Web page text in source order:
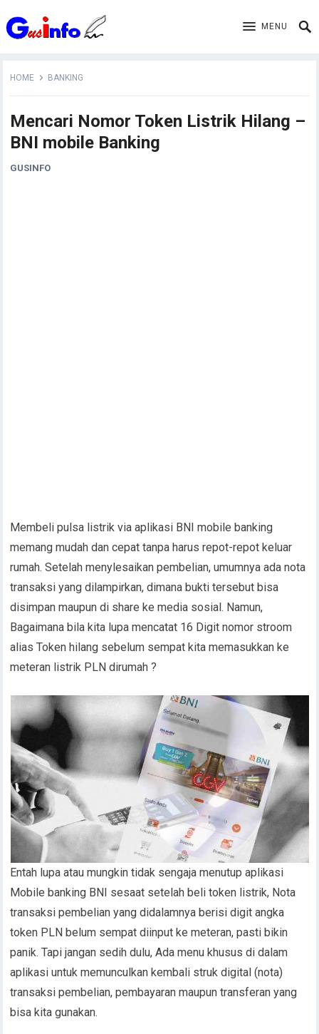
MENU
HOME BANKING
Mencari Nomor Token Listrik Hilang –
BNI mobile Banking
GUSINFO
Membeli pulsa listrik via aplikasi BNI mobile banking
memang mudah dan cepat tanpa harus repot-repot keluar
rumah. Setelah menylesaikan pembelian, umumnya ada nota
transaksi yang dilampirkan, dimana bukti tersebut bisa
disimpan maupun di share ke media sosial. Namun,
Bagaimana bila kita lupa mencatat 16 Digit nomor stroom
alias Token hilang sebelum sempat kita memasukkan ke
meteran listrik PLN dirumah ?
Entah lupa atau mungkin tidak sengaja menutup aplikasi
Mobile banking BNI sesaat setelah beli token listrik, Nota
transaksi pembelian yang didalamnya berisi digit angka
token PLN belum sempat diinput ke meteran, pasti bikin
panik. Tapi jangan sedih dulu, Ada menu khusus di dalam
aplikasi untuk memunculkan kembali struk digital (nota)
transaksi pembelian, pembayaran maupun transferan yang
bisa kita gunakan.